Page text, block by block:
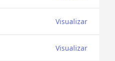
Visualizar
Visualizar